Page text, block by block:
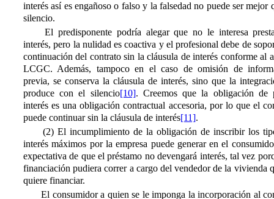
interés así es engañoso o falso y la falsedad no puede ser mejor
silencio.
El predisponente podría alegar que no le interesa
interés, pero la nulidad es coactiva y el profesional debe de
continuación del contrato sin la cláusula de interés conforme al
LCGC. Además, tampoco en el caso de omisión de
previa, se conserva la cláusula de interés, sino que la
produce con el silencio[10]. Creemos que la obligación de
interés es una obligación contractual accesoria, por lo que el
puede continuar sin la cláusula de interés[11].
(2) El incumplimiento de la obligación de inscribir los
interés máximos por la empresa puede generar en el
expectativa de que el préstamo no devengará interés, tal vez
financiación pudiera correr a cargo del vendedor de la vivienda
quiere financiar.
El consumidor a quien se le imponga la incorporación al